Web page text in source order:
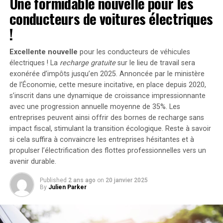
ouvre la possibilité d’ajouter jusqu’à 1200 watts
supplémentaires via des panneaux solaires additionnels,
portant ainsi la puissance totale à un impressionnant
2400 watts
de stockage énergétique, il est possible d’intégrer
jusqu’à cinq batteries supplémentaires de 1,6
kilowattheure chacune, augmentant la capacité totale à
9,6 kilowattheures.
Intégration dans un Écosystème
Intelligent
Le Solarbank 2 AC s’intègre parfaitement dans un
écosystème énergétique intelligent grâce à sa
compatibilité avec le compteur Anker SOLIX Smart et
les prises intelligentes proposées par Anker. cette
consommation électrique tout en réduisant les pertes
conducteurs de voitures électriques
!
Excellente nouvelle pour les conducteurs de véhicules
électriques ! La recharge gratuitesur le lieu de travail sera
exonérée d’impôts jusqu’en 2025. Annoncée par le ministère
de l’Économie, cette mesure incitative, en place depuis 2020,
s’inscrit dans une dynamique de croissance impressionnante
avec une progression annuelle moyenne de 35%. Les
entreprises peuvent ainsi offrir des bornes de recharge sans
impact fiscal, stimulant la transition écologique. Reste à savoir
si cela suffira à convaincre les entreprises hésitantes et à
propulser l’électrification des flottes professionnelles vers un
avenir durable.
Published 2 ans ago on 20 janvier 2025
By Julien Parker